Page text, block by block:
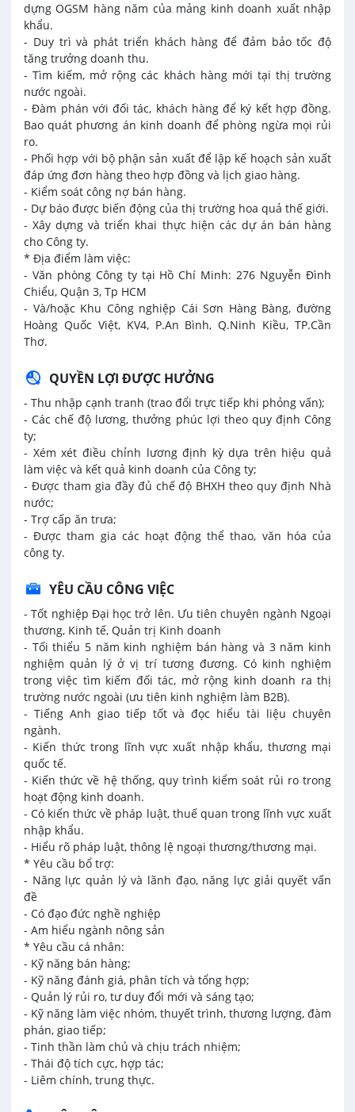
dựng OGSM hàng năm của mảng kinh doanh xuất nhập
khẩu.
- Duy trì và phát triển khách hàng để đảm bảo tốc độ
tăng trưởng doanh thu.
- Tìm kiếm, mở rộng các khách hàng mới tại thị trường
nước ngoài.
- Đàm phán với đối tác, khách hàng để ký kết hợp đồng.
Bao quát phương án kinh doanh để phòng ngừa mọi rủi
ro.
- Phối hợp với bộ phận sản xuất để lập kế hoạch sản xuất
đáp ứng đơn hàng theo hợp đồng và lịch giao hàng.
- Kiểm soát công nợ bán hàng.
- Dự báo được biến động của thị trường hoa quả thế giới.
- Xây dựng và triển khai thực hiện các dự án bán hàng
cho Công ty.
* Địa điểm làm việc:
- Văn phòng Công ty tại Hồ Chí Minh: 276 Nguyễn Đình
Chiểu, Quận 3, Tp HCM
- Và/hoặc Khu Công nghiệp Cái Sơn Hàng Bàng, đường
Hoàng Quốc Việt, KV4, P.An Bình, Q.Ninh Kiều, TP.Cần
Thơ.
QUYỀN LỢI ĐƯỢC HƯỞNG
- Thu nhập cạnh tranh (trao đổi trực tiếp khi phỏng vấn);
- Các chế độ lương, thưởng phúc lợi theo quy định Công
ty;
- Xém xét điều chỉnh lương định kỳ dựa trên hiệu quả
làm việc và kết quả kinh doanh của Công ty;
- Được tham gia đầy đủ chế độ BHXH theo quy định Nhà
nước;
- Trợ cấp ăn trưa;
- Được tham gia các hoạt động thể thao, văn hóa của
công ty.
YÊU CẦU CÔNG VIỆC
- Tốt nghiệp Đại học trở lên. Ưu tiên chuyên ngành Ngoại
thương, Kinh tế, Quản trị Kinh doanh
- Tối thiểu 5 năm kinh nghiệm bán hàng và 3 năm kinh
nghiệm quản lý ở vị trí tương đương. Có kinh nghiệm
trong việc tìm kiếm đối tác, mở rộng kinh doanh ra thị
trường nước ngoài (ưu tiên kinh nghiệm làm B2B).
- Tiếng Anh giao tiếp tốt và đọc hiểu tài liệu chuyên
ngành.
- Kiến thức trong lĩnh vực xuất nhập khẩu, thương mại
quốc tế.
- Kiến thức về hệ thống, quy trình kiểm soát rủi ro trong
hoạt động kinh doanh.
- Có kiến thức về pháp luật, thuế quan trong lĩnh vực xuất
nhập khẩu.
- Hiểu rõ pháp luật, thông lệ ngoại thương/thương mại.
* Yêu cầu bổ trợ:
- Năng lực quản lý và lãnh đạo, năng lực giải quyết vấn
đề
- Có đạo đức nghề nghiệp
- Am hiểu ngành nông sản
* Yêu cầu cá nhân:
- Kỹ năng bán hàng;
- Kỹ năng đánh giá, phân tích và tổng hợp;
- Quản lý rủi ro, tư duy đổi mới và sáng tạo;
- Kỹ năng làm việc nhóm, thuyết trình, thương lượng, đàm
phán, giao tiếp;
- Tinh thần làm chủ và chịu trách nhiệm;
- Thái độ tích cực, hợp tác;
- Liêm chính, trung thực.